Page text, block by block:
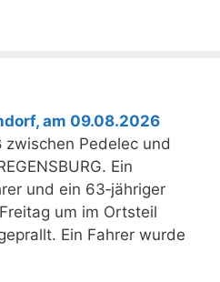
am 09.08.2026
Pedelec und
Ein
und ein 63‑jähriger
um im Ortsteil
Ein Fahrer wurde